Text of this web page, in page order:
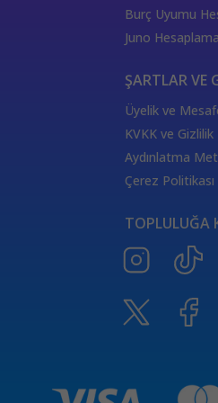
Tarotta
Güç Kartı Anlamı
Güç Kartı Sağlık
Adalet
Tarotta Savaş
Savaş Arabası Kariyer Anlamı
Tarotta Ermiş Kartı
Aralık ayı burç
Merkür Oğlak
haftalık burç yorumları
İlişki
Sinastri
Burç Uyumu
Juno Hesaplama
ŞARTLAR VE
Üyelik ve
KVKK ve Gizlilik
Aydınlatma
Çerez Politikası
TOPLULUĞA